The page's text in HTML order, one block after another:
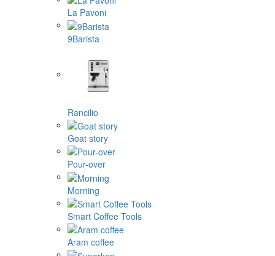
La Pavoni
9Barista
Rancilio
Goat story
Pour-over
Morning
Smart Coffee Tools
Aram coffee